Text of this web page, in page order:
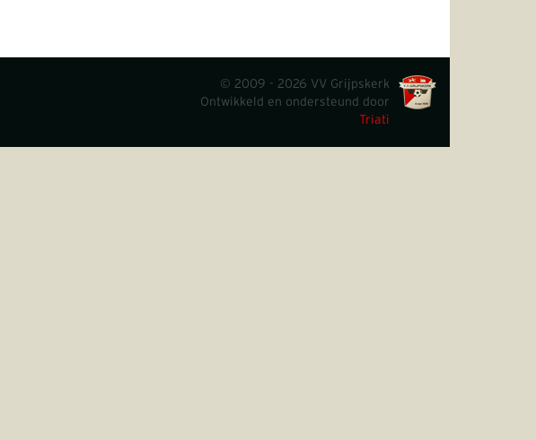
© 2009 - 2026 VV Grijpskerk
Ontwikkeld en ondersteund door
Triati